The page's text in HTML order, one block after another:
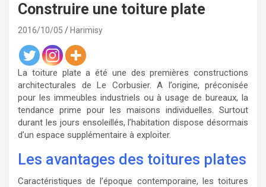
Construire une toiture plate
2016/10/05 Harimisy
La toiture plate a été une des premières constructions
architecturales de Le Corbusier. A l’origine, préconisée
pour les immeubles industriels ou à usage de bureaux, la
tendance prime pour les maisons individuelles. Surtout
durant les jours ensoleillés, l’habitation dispose désormais
d’un espace supplémentaire à exploiter.
Les avantages des toitures plates
Caractéristiques de l’époque contemporaine, les toitures